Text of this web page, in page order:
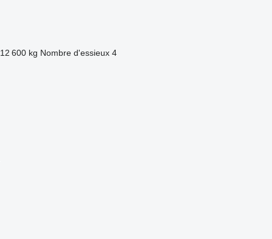
12 600 kg Nombre d'essieux 4